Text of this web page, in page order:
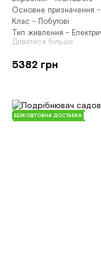
Основне призначення -
Клас - Побутові
Тип живлення -
Дивитися більше
5382 грн
БЕЗКОШТОВНА ДОСТАВКА